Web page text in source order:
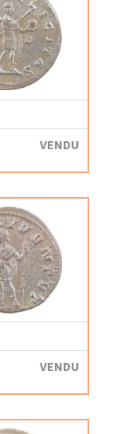
VENDU
VENDU